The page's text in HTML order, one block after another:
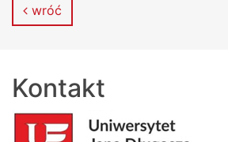
wróć
Kontakt